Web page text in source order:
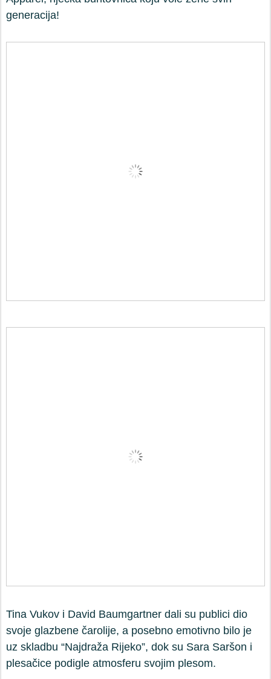
generacija!
Tina Vukov i David Baumgartner dali su publici dio
svoje glazbene čarolije, a posebno emotivno bilo je
uz skladbu “Najdraža Rijeko”, dok su Sara Saršon i
plesačice podigle atmosferu svojim plesom.